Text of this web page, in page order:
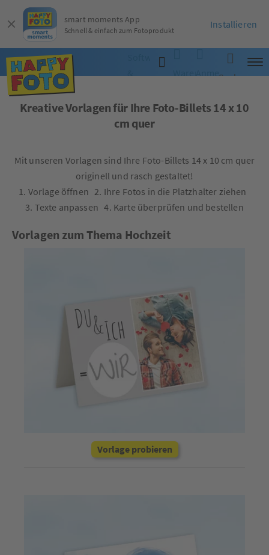
Software
WarenkorbAnmelden
Suche
Kreative Vorlagen für Ihre Foto-Billets 14 x 10
cm quer
Mit unseren Vorlagen sind Ihre Foto-Billets 14 x 10 cm quer
originell und rasch gestaltet!
1. Vorlage öffnen 2. Ihre Fotos in die Platzhalter ziehen
3. Texte anpassen 4. Karte überprüfen und bestellen
Vorlagen zum Thema Hochzeit
Vorlage probieren
smart moments App
Schnell & einfach zum Fotoprodukt
Installieren